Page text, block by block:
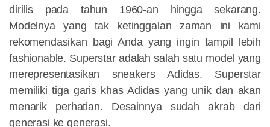
dirilis pada tahun 1960-an hingga sekarang.
Modelnya yang tak ketinggalan zaman ini kami
rekomendasikan bagi Anda yang ingin tampil lebih
fashionable. Superstar adalah salah satu model yang
merepresentasikan sneakers Adidas. Superstar
memiliki tiga garis khas Adidas yang unik dan akan
menarik perhatian. Desainnya sudah akrab dari
generasi ke generasi.